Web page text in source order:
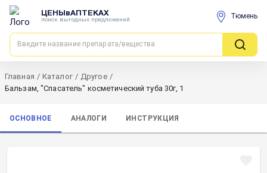
ЦЕНЫвАПТЕКАХ
поиск выгодных предложений Тюмень
Главная / Каталог / Другое /
Бальзам, "Спасатель" косметический туба 30г, 1
ОСНОВНОЕ АНАЛОГИ ИНСТРУКЦИЯ